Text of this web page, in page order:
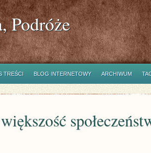
Podróże
TREŚCI BLOG INTERNETOWY ARCHIWUM